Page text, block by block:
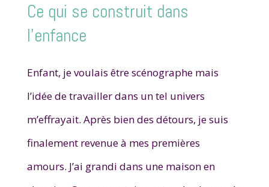
Ce qui se construit dans
l’enfance
Enfant, je voulais être scénographe mais
l’idée de travailler dans un tel univers
m’effrayait. Après bien des détours, je suis
finalement revenue à mes premières
amours. J’ai grandi dans une maison en